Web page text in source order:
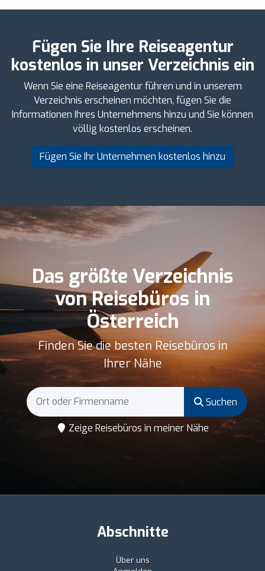
Fügen Sie Ihre Reiseagentur
kostenlos in unser Verzeichnis ein
Wenn Sie eine Reiseagentur führen und in unserem
Verzeichnis erscheinen möchten, fügen Sie die
Informationen Ihres Unternehmens hinzu und Sie können
völlig kostenlos erscheinen.
Fügen Sie Ihr Unternehmen kostenlos hinzu
Das größte Verzeichnis
von Reisebüros in
Österreich
Finden Sie die besten Reisebüros in
Ihrer Nähe
Suchen
Zeige Reisebüros in meiner Nähe
Abschnitte
Über uns